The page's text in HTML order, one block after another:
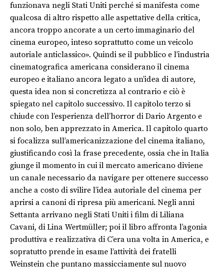
funzionava negli Stati Uniti perché si manifesta come
qualcosa di altro rispetto alle aspettative della critica,
ancora troppo ancorate a un certo immaginario del
cinema europeo, inteso soprattutto come un veicolo
autoriale anticlassico». Quindi se il pubblico e l’industria
cinematografica americana considerano il cinema
europeo e italiano ancora legato a un’idea di autore,
questa idea non si concretizza al contrario e ciò è
spiegato nel capitolo successivo. Il capitolo terzo si
chiude con l’esperienza dell’horror di Dario Argento e
non solo, ben apprezzato in America. Il capitolo quarto
si focalizza sull’americanizzazione del cinema italiano,
giustificando così la frase precedente, ossia che in Italia
giunge il momento in cui il mercato americano diviene
un canale necessario da navigare per ottenere successo
anche a costo di svilire l’idea autoriale del cinema per
aprirsi a canoni di ripresa più americani. Negli anni
Settanta arrivano negli Stati Uniti i film di Liliana
Cavani, di Lina Wertmüller; poi il libro affronta l’agonia
produttiva e realizzativa di C’era una volta in America, e
sopratutto prende in esame l’attività dei fratelli
Weinstein che puntano massicciamente sul nuovo